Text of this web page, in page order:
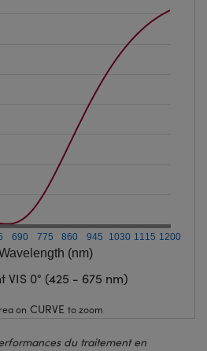
(nm)
690 775 860 945 1030 1115 1200
VIS 0° (425 - 675 nm)
on CURVE to zoom
du traitement en